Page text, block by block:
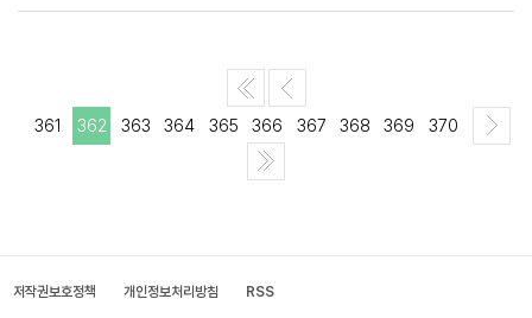
361 362 363 364 365 366 367 368 369 370
저작권보호정책 개인정보처리방침 RSS